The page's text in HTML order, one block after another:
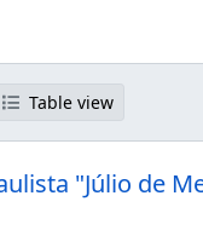
Table view
"Júlio de